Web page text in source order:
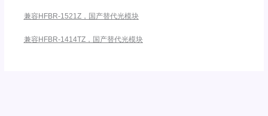
兼容HFBR-1521Z，国产替代光模块
兼容HFBR-1414TZ，国产替代光模块